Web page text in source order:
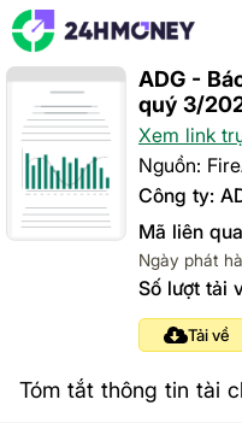
ADG -
quý 3/
Xem link
Nguồn:
Công ty:
Mã liên
Ngày phát
Số lượt tải
Tải về
Tóm tắt thông tin tài